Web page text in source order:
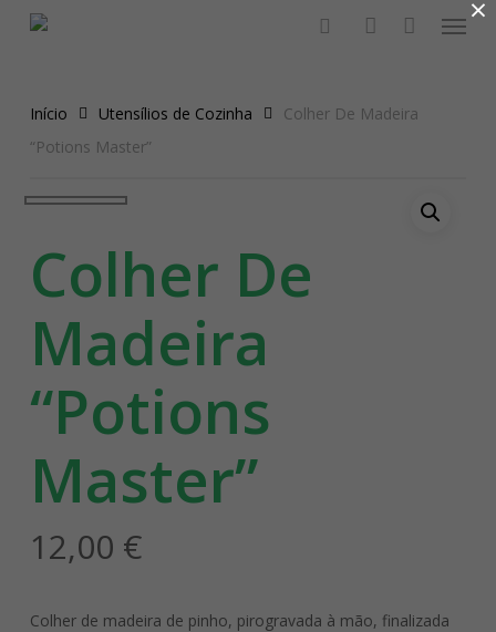
Menu
Início Utensílios de Cozinha
Colher De Madeira
“Potions Master”
Colher De
Madeira
“Potions
Master”
12,00 €
Colher de madeira de pinho, pirogravada à mão, finalizada
×